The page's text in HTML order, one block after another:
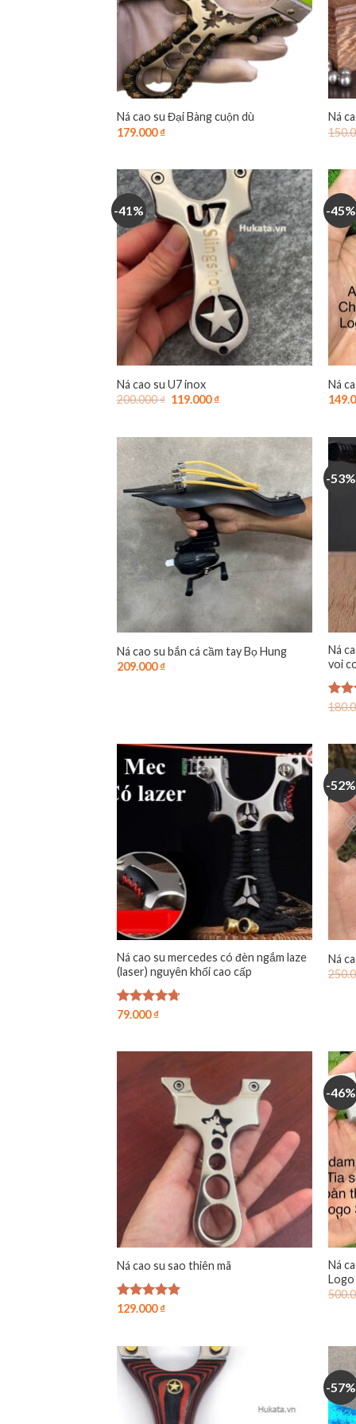
Ná cao su Đại Bàng cuộn dù
179.000₫
Ná
-41%
Ná cao su U7 inox
200.000₫ Giá
119.000₫Giá
119.000 ₫.
-45%
Ná
Ná cao su bắn cá cầm tay Bọ Hung
209.000₫
-53%
Ná
voi
Ná cao su mercedes có đèn ngắm laze
(laser) nguyên khối cao cấp
Được xếp
79.000₫
-52%
Ná
Ná cao su sao thiên mã
Được xếp
129.000₫
-46%
Ná
Logo
-57%